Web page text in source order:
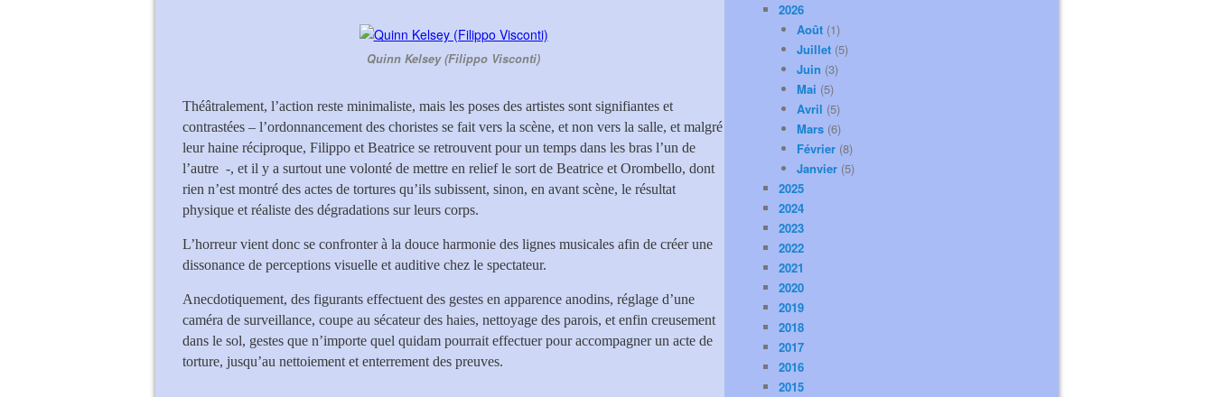
Quinn Kelsey (Filippo Visconti)
Théâtralement, l’action reste minimaliste, mais les poses des artistes sont signifiantes et
contrastées – l’ordonnancement des choristes se fait vers la scène, et non vers la salle, et malgré
leur haine réciproque, Filippo et Beatrice se retrouvent pour un temps dans les bras l’un de
l’autre -, et il y a surtout une volonté de mettre en relief le sort de Beatrice et Orombello, dont
rien n’est montré des actes de tortures qu’ils subissent, sinon, en avant scène, le résultat
physique et réaliste des dégradations sur leurs corps.
L’horreur vient donc se confronter à la douce harmonie des lignes musicales afin de créer une
dissonance de perceptions visuelle et auditive chez le spectateur.
Anecdotiquement, des figurants effectuent des gestes en apparence anodins, réglage d’une
caméra de surveillance, coupe au sécateur des haies, nettoyage des parois, et enfin creusement
dans le sol, gestes que n’importe quel quidam pourrait effectuer pour accompagner un acte de
torture, jusqu’au nettoiement et enterrement des preuves.
2026
Août (1)
Juillet (5)
Juin (3)
Mai (5)
Avril (5)
Mars (6)
Février (8)
Janvier (5)
2025
2024
2023
2022
2021
2020
2019
2018
2017
2016
2015